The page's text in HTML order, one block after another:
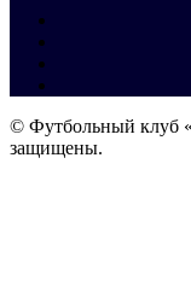
© Футбольный клуб
защищены.